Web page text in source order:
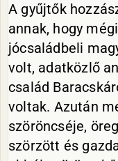
A gyűjtők
annak, hogy
jócsaládbeli
volt, adatközlő
család
voltak. Azután
szöröncséje,
szörzött és